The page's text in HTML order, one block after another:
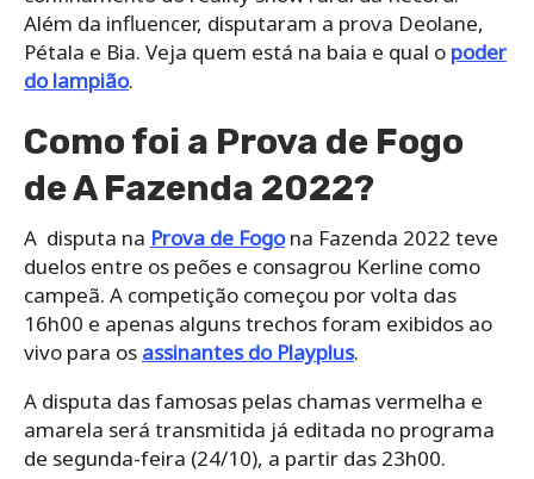
Além da influencer, disputaram a prova Deolane,
Pétala e Bia. Veja quem está na baia e qual o poder
do lampião.
Como foi a Prova de Fogo
de A Fazenda 2022?
A disputa na Prova de Fogona Fazenda 2022 teve
duelos entre os peões e consagrou Kerline como
campeã. A competição começou por volta das
16h00 e apenas alguns trechos foram exibidos ao
vivo para os assinantes do Playplus.
A disputa das famosas pelas chamas vermelha e
amarela será transmitida já editada no programa
de segunda-feira (24/10), a partir das 23h00.